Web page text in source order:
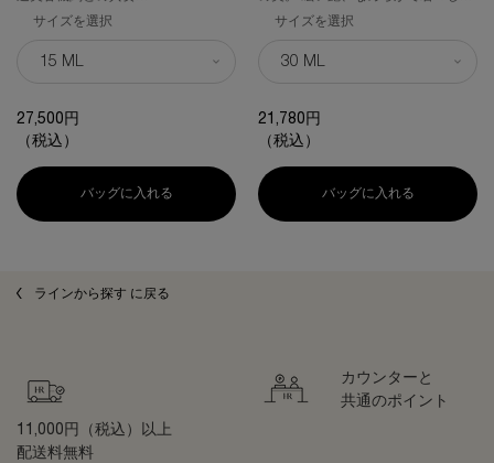
プロキシレン*¹とバンデージメソッ
みなぎるハリ感、自信に満ちた立体
サイズを選択
27,500円
（税込）
バッグに入れる リプラスティ ルコンストラクション ナイト クリーム
印象肌へ。
サイズを選択
21,780円
（税込）
バッグに入れる P.C. スキン
ラインから探す に戻る
11,000円（税込）以上
配送料無料
カウンターと
共通のポイント